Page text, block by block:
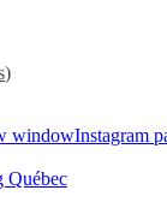
)
windowInstagram